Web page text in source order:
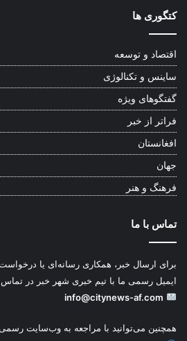
کتگوری ها
اقتصاد و توسعه
ساینس و تکنالوژی
گفتگوهای ویژه
فراتر از خبر
افغانستان
جهان
فرهنگ و هنر
تماس با ما
برای ارسال خبر، همکاری رسانه‌ای یا
ایمیل رسمی ما با تیم خبری شهر خبر در تماس
info@citynews-af.com
همچنین می‌توانید با مراجعه به وب‌سایت